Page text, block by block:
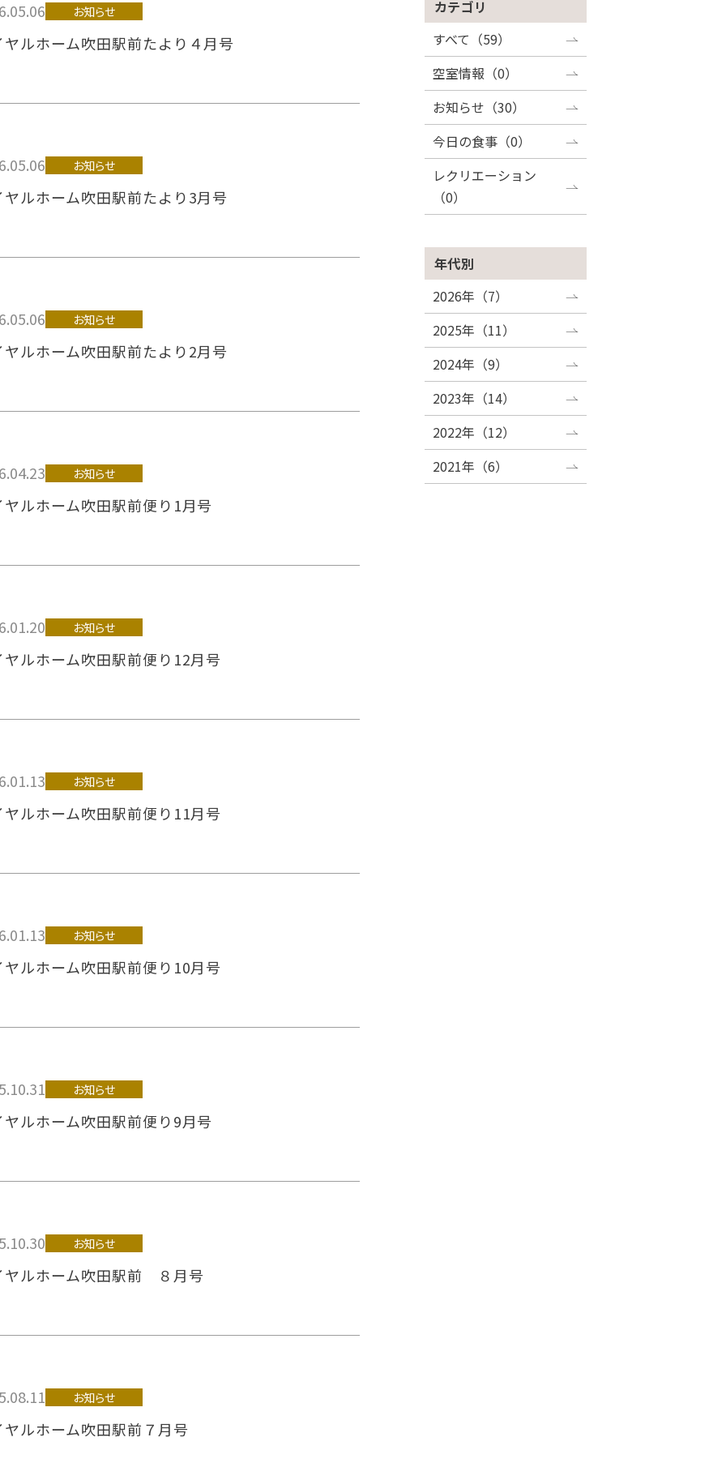
お知らせ
ヤルホーム吹田駅前たより４月号
お知らせ
ヤルホーム吹田駅前たより3月号
お知らせ
ヤルホーム吹田駅前たより2月号
お知らせ
ヤルホーム吹田駅前便り1月号
お知らせ
ヤルホーム吹田駅前便り12月号
お知らせ
ヤルホーム吹田駅前便り11月号
お知らせ
ヤルホーム吹田駅前便り10月号
お知らせ
ヤルホーム吹田駅前便り9月号
お知らせ
ヤルホーム吹田駅前 ８月号
お知らせ
ヤルホーム吹田駅前７月号
カテゴリ
すべて（59）
空室情報（0）
お知らせ（30）
今日の食事（0）
レクリエーション
（0）
年代別
2026年（7）
2025年（11）
2024年（9）
2023年（14）
2022年（12）
2021年（6）